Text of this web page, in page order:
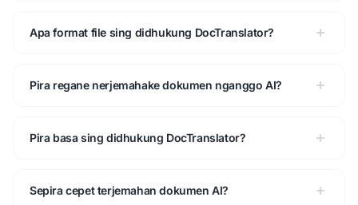
Apa format file sing didhukung DocTranslator?
Pira regane nerjemahake dokumen nganggo AI?
Pira basa sing didhukung DocTranslator?
Sepira cepet terjemahan dokumen AI?